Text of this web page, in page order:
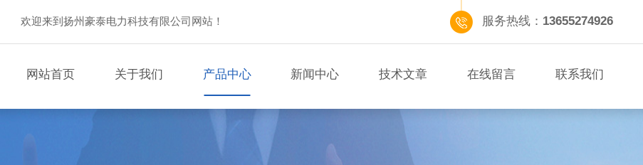
欢迎来到扬州豪泰电力科技有限公司网站！ 服务热线： 13655274926
网站首页 关于我们 产品中心 新闻中心 技术文章 在线留言 联系我们